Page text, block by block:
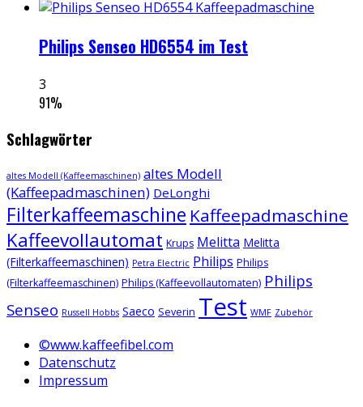
Philips Senseo HD6554 im Test
3
91%
Schlagwörter
altes Modell (Kaffeemaschinen) altes Modell
(Kaffeepadmaschinen) DeLonghi
Filterkaffeemaschine Kaffeepadmaschine
Kaffeevollautomat Krups Melitta Melitta
(Filterkaffeemaschinen) Petra Electric Philips Philips
(Filterkaffeemaschinen) Philips (Kaffeevollautomaten) Philips
Senseo Russell Hobbs Saeco Severin Test WMF Zubehör
©www.kaffeefibel.com
Datenschutz
Impressum